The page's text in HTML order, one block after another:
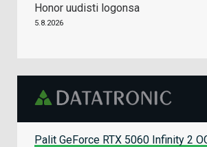
Honor uudisti logonsa
5.8.2026
Palit GeForce RTX 5060 Infinity 2